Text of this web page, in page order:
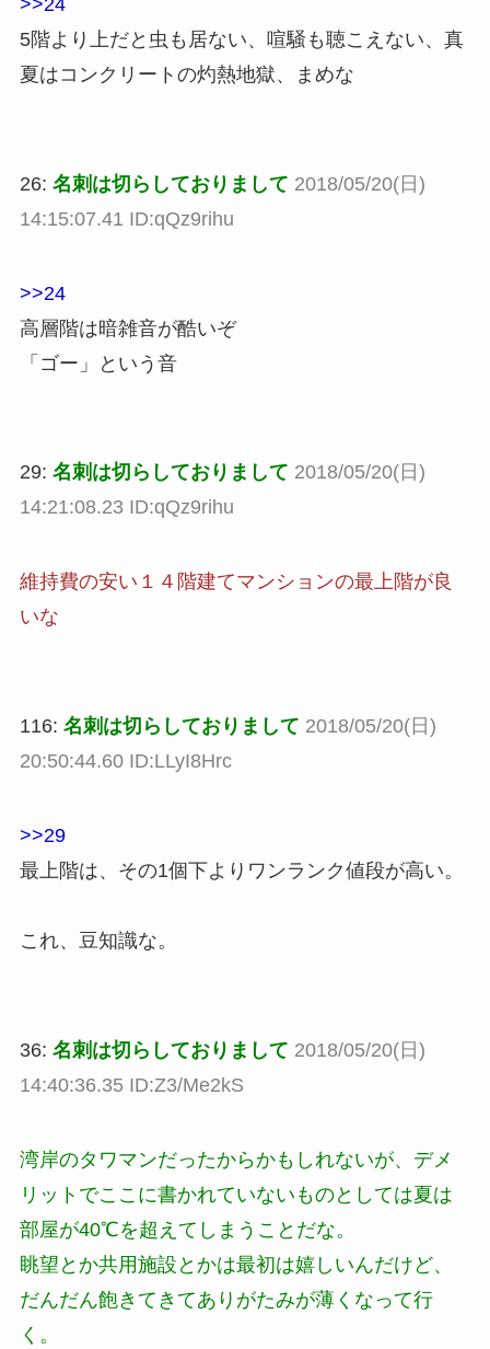
5階より上だと虫も居ない、喧騒も聴こえない、真
夏はコンクリートの灼熱地獄、まめな
26: 名刺は切らしておりまして 2018/05/20(日)
14:15:07.41 ID:qQz9rihu
>>24
高層階は暗雑音が酷いぞ
「ゴー」という音
29: 名刺は切らしておりまして 2018/05/20(日)
14:21:08.23 ID:qQz9rihu
維持費の安い１４階建てマンションの最上階が良
いな
116: 名刺は切らしておりまして 2018/05/20(日)
20:50:44.60 ID:LLyI8Hrc
>>29
最上階は、その1個下よりワンランク値段が高い。
これ、豆知識な。
36: 名刺は切らしておりまして 2018/05/20(日)
14:40:36.35 ID:Z3/Me2kS
湾岸のタワマンだったからかもしれないが、デメ
リットでここに書かれていないものとしては夏は
部屋が40℃を超えてしまうことだな。
眺望とか共用施設とかは最初は嬉しいんだけど、
だんだん飽きてきてありがたみが薄くなって行
く。